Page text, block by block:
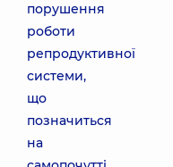
порушення
роботи
репродуктивної
системи,
що
позначиться
на